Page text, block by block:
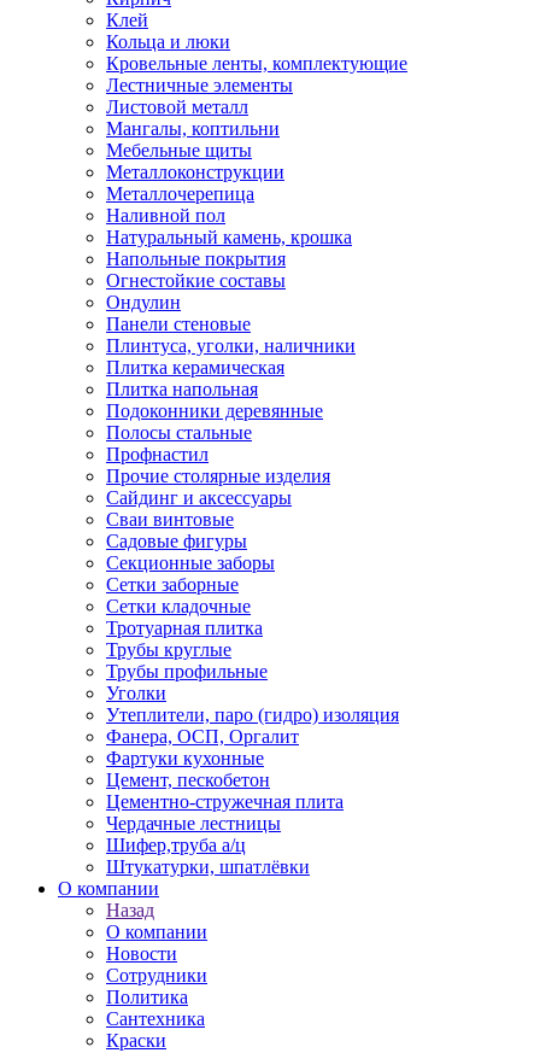
Клей
Кольца и люки
Кровельные ленты, комплектующие
Лестничные элементы
Листовой металл
Мангалы, коптильни
Мебельные щиты
Металлоконструкции
Металлочерепица
Наливной пол
Натуральный камень, крошка
Напольные покрытия
Огнестойкие составы
Ондулин
Панели стеновые
Плинтуса, уголки, наличники
Плитка керамическая
Плитка напольная
Подоконники деревянные
Полосы стальные
Профнастил
Прочие столярные изделия
Сайдинг и аксессуары
Сваи винтовые
Садовые фигуры
Секционные заборы
Сетки заборные
Сетки кладочные
Тротуарная плитка
Трубы круглые
Трубы профильные
Уголки
Утеплители, паро (гидро) изоляция
Фанера, ОСП, Оргалит
Фартуки кухонные
Цемент, пескобетон
Цементно-стружечная плита
Чердачные лестницы
Шифер,труба а/ц
Штукатурки, шпатлёвки
О компании
Назад
О компании
Новости
Сотрудники
Политика
Сантехника
Краски